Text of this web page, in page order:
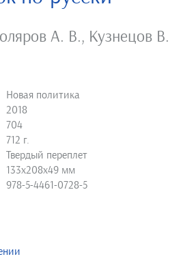
А. В., Кузнецов В.
Новая политика
2018
704
712 г.
Твердый переплет
133х208х49 мм
978-5-4461-0728-5